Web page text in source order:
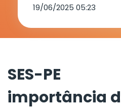
período
19/06/2025 05:23
SES-
importância